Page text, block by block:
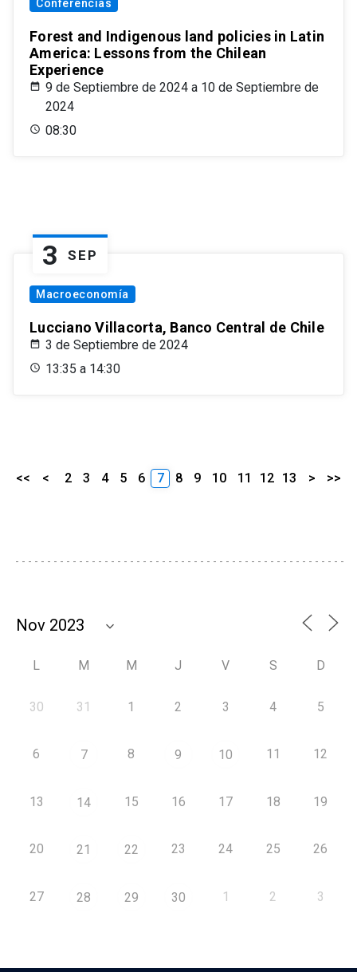
Conferencias
Forest and Indigenous land policies in Latin
America: Lessons from the Chilean
Experience
9 de Septiembre de 2024 a 10 de Septiembre de
2024
08:30
3 SEP
Macroeconomía
Lucciano Villacorta, Banco Central de Chile
3 de Septiembre de 2024
13:35 a 14:30
<< < 2 3 4 5 6 7 8 9 10 11 12 13 > >>
L M M J V S D
30 31 1 2 3 4 5
6 7 8 9 10 11 12
13 14 15 16 17 18 19
20 21 22 23 24 25 26
27 28 29 30 1 2 3